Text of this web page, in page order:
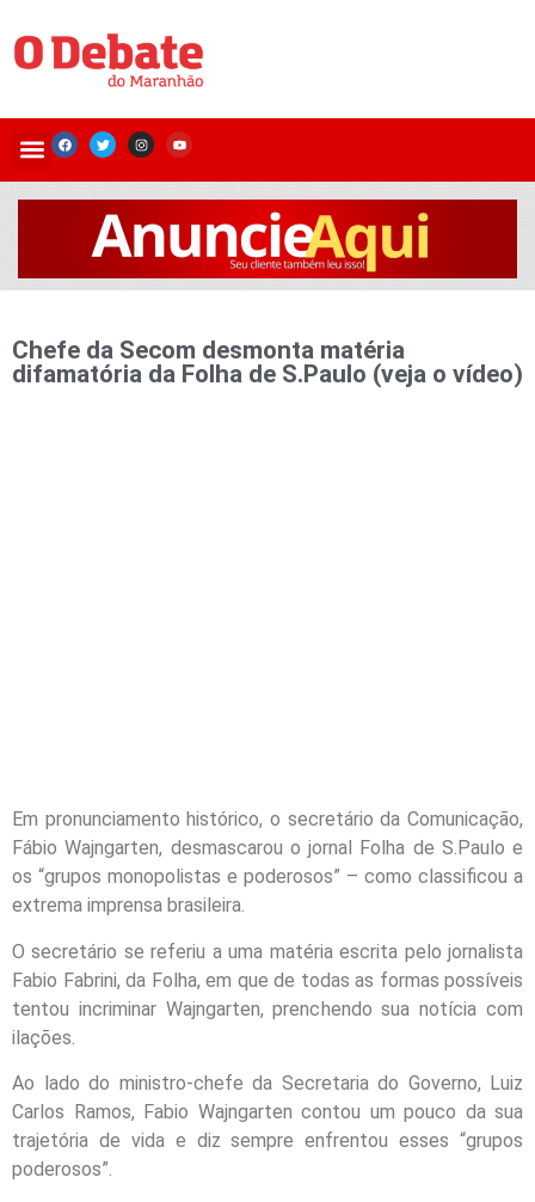
Chefe da Secom desmonta matéria
difamatória da Folha de S.Paulo (veja o vídeo)
Em pronunciamento histórico, o secretário da Comunicação,
Fábio Wajngarten, desmascarou o jornal Folha de S.Paulo e
os “grupos monopolistas e poderosos” – como classificou a
extrema imprensa brasileira.
O secretário se referiu a uma matéria escrita pelo jornalista
Fabio Fabrini, da Folha, em que de todas as formas possíveis
tentou incriminar Wajngarten, prenchendo sua notícia com
ilações.
Ao lado do ministro-chefe da Secretaria do Governo, Luiz
Carlos Ramos, Fabio Wajngarten contou um pouco da sua
trajetória de vida e diz sempre enfrentou esses “grupos
poderosos”.